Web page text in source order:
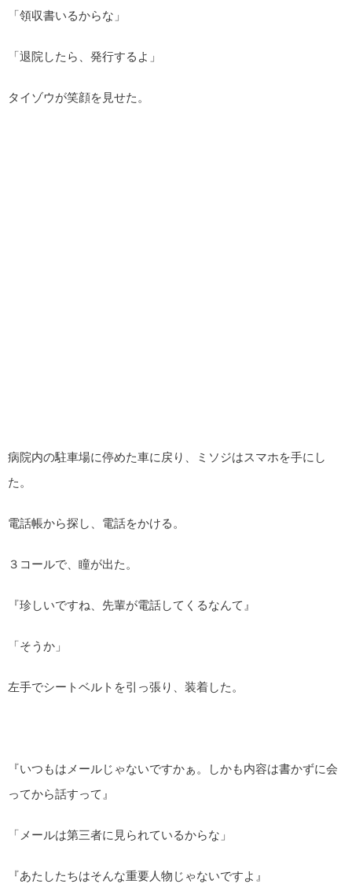
「領収書いるからな」
「退院したら、発行するよ」
タイゾウが笑顔を見せた。
病院内の駐車場に停めた車に戻り、ミソジはスマホを手にし
た。
電話帳から探し、電話をかける。
３コールで、瞳が出た。
『珍しいですね、先輩が電話してくるなんて』
「そうか」
左手でシートベルトを引っ張り、装着した。
『いつもはメールじゃないですかぁ。しかも内容は書かずに会
ってから話すって』
「メールは第三者に見られているからな」
『あたしたちはそんな重要人物じゃないですよ』